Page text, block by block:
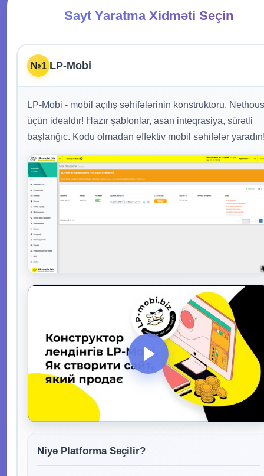
Sayt Yaratma Xidməti Seçin
№1 LP-Mobi
LP-Mobi - mobil açılış səhifələrinin konstruktoru,
üçün idealdır! Hazır şablonlar, asan inteqrasiya, sürətli
başlanğıc. Kodu olmadan effektiv mobil səhifələr
Niyə Platforma Seçilir?